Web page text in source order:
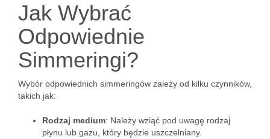
Jak Wybrać
Odpowiednie
Simmeringi?
Wybór odpowiednich simmeringów zależy od kilku czynników,
takich jak:
Rodzaj medium: Należy wziąć pod uwagę rodzaj
płynu lub gazu, który będzie uszczelniany.